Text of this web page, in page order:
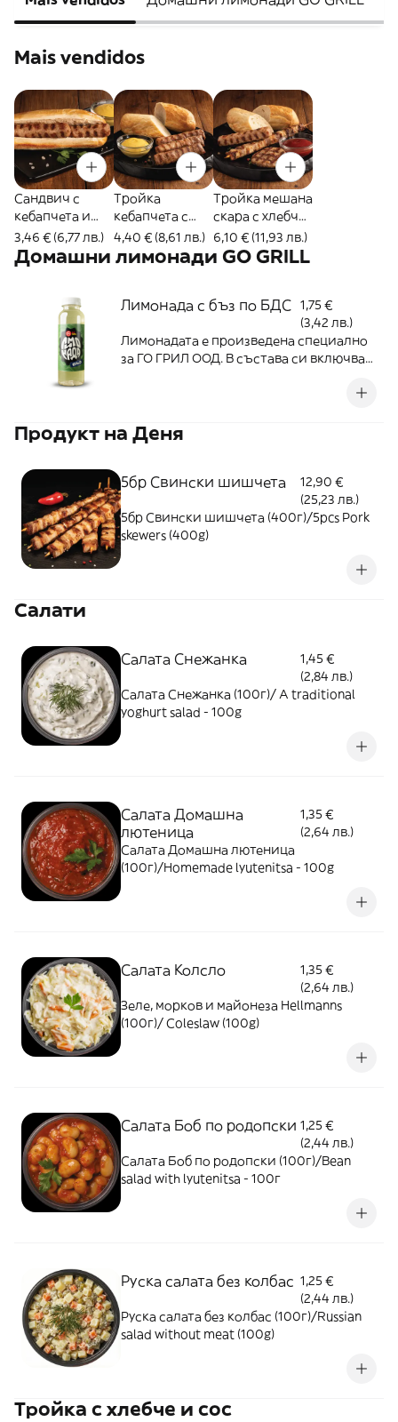
Mais vendidos
Сандвич с
кебапчета и
сос
3,46 € (6,77 лв.)
Тройка
кебапчета с
хлебче и сос
4,40 € (8,61 лв.)
Тройка мешана
скара с хлебче
и сос
6,10 € (11,93 лв.)
Домашни лимонади GO GRILL
Лимонада с бъз по БДС 1,75 €
(3,42 лв.)
Лимонадата е произведена специално
за ГО ГРИЛ ООД. В състава си включва
оцветители и подобрители - 400мл
Продукт на Деня
5бр Свински шишчета
12,90 €
(25,23 лв.)
5бр Свински шишчета (400г)/5pcs Pork
skewers (400g)
Салати
Салата Снежанка
1,45 €
(2,84 лв.)
Салата Снежанка (100г)/ A traditional
yoghurt salad - 100g
Салата Домашна
лютеница
1,35 €
(2,64 лв.)
Салата Домашна лютеница
(100г)/Homemade lyutenitsa - 100g
Салата Колсло
1,35 €
(2,64 лв.)
Зеле, морков и майонеза Hellmanns
(100г)/ Coleslaw (100g)
Cалата Боб по родопски 1,25 €
(2,44 лв.)
Cалата Боб по родопски (100г)/Bean
salad with lyutenitsa - 100г
Руска салата без колбас 1,25 €
(2,44 лв.)
Руска салата без колбас (100г)/Russian
salad without meat (100g)
Тройка с хлебче и сос